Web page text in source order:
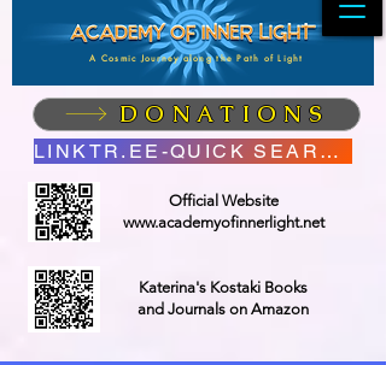
A Cosmic Journey along the Path of Light
DONATIONS
LINKTR.EE-QUICK SEARCH
Official Website
www.academyofinnerlight.net
Katerina's Kostaki Books
and Journals on Amazon